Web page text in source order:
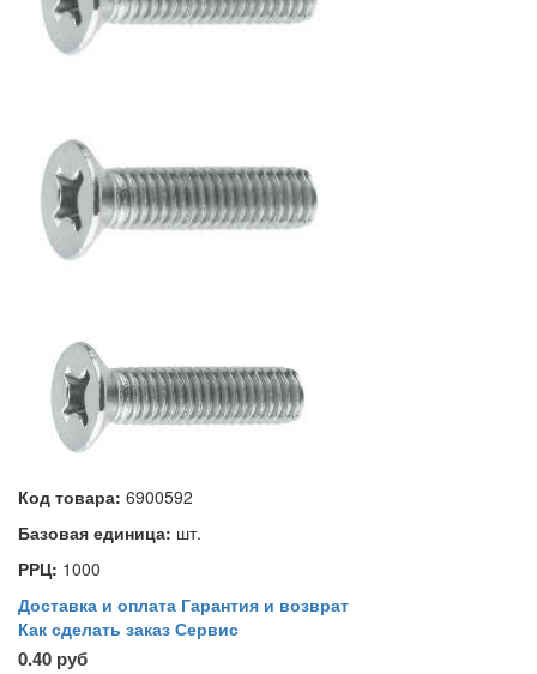
Код товара: 6900592
Базовая единица: шт.
РРЦ: 1000
Доставка и оплата Гарантия и возврат
Как сделать заказ Сервис
0.40 руб